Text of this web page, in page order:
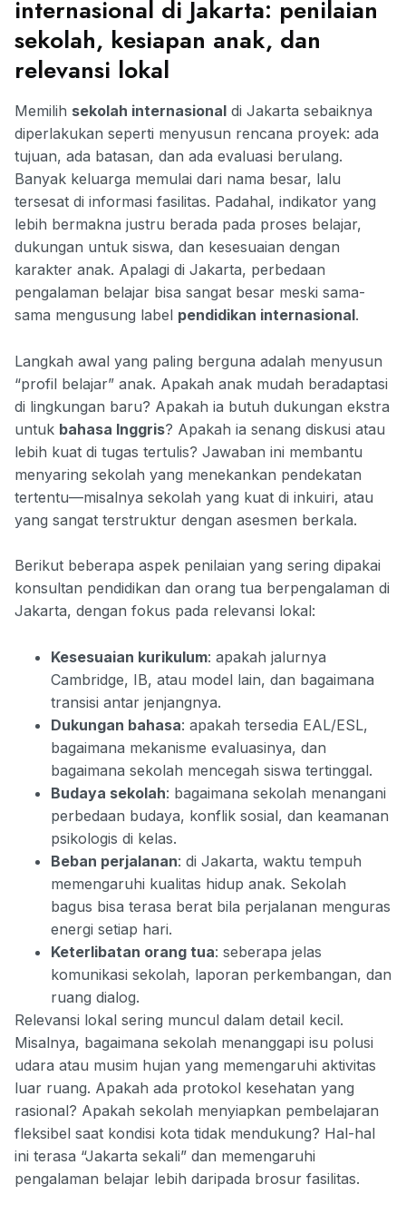
internasional di Jakarta: penilaian
sekolah, kesiapan anak, dan
relevansi lokal
Memilih sekolah internasional di Jakarta sebaiknya
diperlakukan seperti menyusun rencana proyek: ada
tujuan, ada batasan, dan ada evaluasi berulang.
Banyak keluarga memulai dari nama besar, lalu
tersesat di informasi fasilitas. Padahal, indikator yang
lebih bermakna justru berada pada proses belajar,
dukungan untuk siswa, dan kesesuaian dengan
karakter anak. Apalagi di Jakarta, perbedaan
pengalaman belajar bisa sangat besar meski sama-
sama mengusung label pendidikan internasional.
Langkah awal yang paling berguna adalah menyusun
“profil belajar” anak. Apakah anak mudah beradaptasi
di lingkungan baru? Apakah ia butuh dukungan ekstra
untuk bahasa Inggris? Apakah ia senang diskusi atau
lebih kuat di tugas tertulis? Jawaban ini membantu
menyaring sekolah yang menekankan pendekatan
tertentu—misalnya sekolah yang kuat di inkuiri, atau
yang sangat terstruktur dengan asesmen berkala.
Berikut beberapa aspek penilaian yang sering dipakai
konsultan pendidikan dan orang tua berpengalaman di
Jakarta, dengan fokus pada relevansi lokal:
Kesesuaian kurikulum: apakah jalurnya
Cambridge, IB, atau model lain, dan bagaimana
transisi antar jenjangnya.
Dukungan bahasa: apakah tersedia EAL/ESL,
bagaimana mekanisme evaluasinya, dan
bagaimana sekolah mencegah siswa tertinggal.
Budaya sekolah: bagaimana sekolah menangani
perbedaan budaya, konflik sosial, dan keamanan
psikologis di kelas.
Beban perjalanan: di Jakarta, waktu tempuh
memengaruhi kualitas hidup anak. Sekolah
bagus bisa terasa berat bila perjalanan menguras
energi setiap hari.
Keterlibatan orang tua: seberapa jelas
komunikasi sekolah, laporan perkembangan, dan
ruang dialog.
Relevansi lokal sering muncul dalam detail kecil.
Misalnya, bagaimana sekolah menanggapi isu polusi
udara atau musim hujan yang memengaruhi aktivitas
luar ruang. Apakah ada protokol kesehatan yang
rasional? Apakah sekolah menyiapkan pembelajaran
fleksibel saat kondisi kota tidak mendukung? Hal-hal
ini terasa “Jakarta sekali” dan memengaruhi
pengalaman belajar lebih daripada brosur fasilitas.